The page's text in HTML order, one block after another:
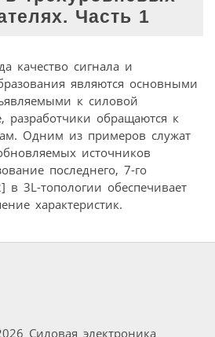
Часть 1
качество сигнала и
являются основными
к силовой
разработчики обращаются к
Одним из примеров служат
источников
последнего, 7-го
в 3L-топологии обеспечивает
характеристик.
Силовая электроника